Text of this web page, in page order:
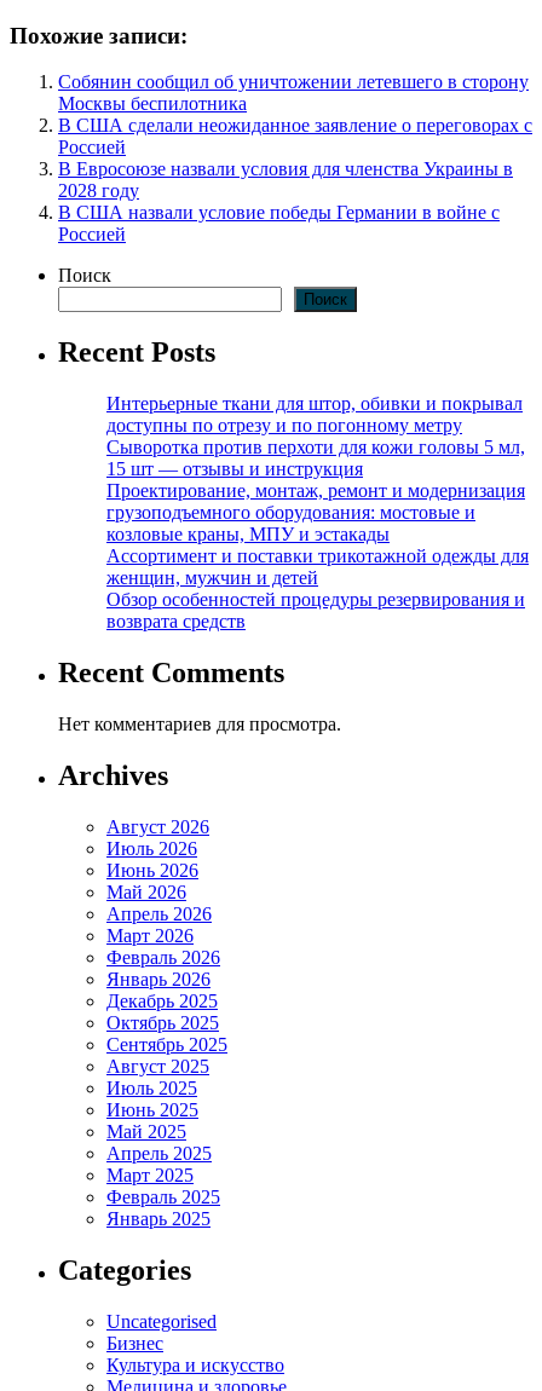
Похожие записи:
Собянин сообщил об уничтожении летевшего в сторону
Москвы беспилотника
В США сделали неожиданное заявление о переговорах с
Россией
В Евросоюзе назвали условия для членства Украины в
2028 году
В США назвали условие победы Германии в войне с
Россией
Поиск
Поиск
Recent Posts
Интерьерные ткани для штор, обивки и покрывал
доступны по отрезу и по погонному метру
Сыворотка против перхоти для кожи головы 5 мл,
15 шт — отзывы и инструкция
Проектирование, монтаж, ремонт и модернизация
грузоподъемного оборудования: мостовые и
козловые краны, МПУ и эстакады
Ассортимент и поставки трикотажной одежды для
женщин, мужчин и детей
Обзор особенностей процедуры резервирования и
возврата средств
Recent Comments
Нет комментариев для просмотра.
Archives
Август 2026
Июль 2026
Июнь 2026
Май 2026
Апрель 2026
Март 2026
Февраль 2026
Январь 2026
Декабрь 2025
Октябрь 2025
Сентябрь 2025
Август 2025
Июль 2025
Июнь 2025
Май 2025
Апрель 2025
Март 2025
Февраль 2025
Январь 2025
Categories
Uncategorised
Бизнес
Культура и искусство
Медицина и здоровье